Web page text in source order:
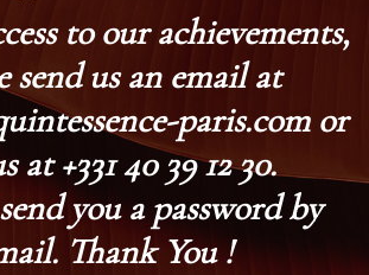
to our achievements,
send us an email at
paris.com or
at +331 40 39 12 30.
you a password by
Thank You !